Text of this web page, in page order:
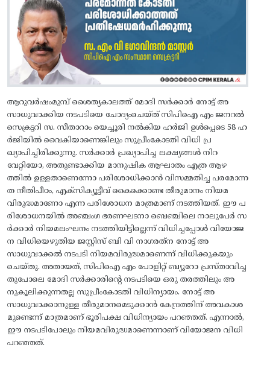
ആറുവർഷംമുമ്പ് ശൈത്യകാലത്ത് മോദി സർക്കാർ നോട്ട് അ
സാധുവാക്കിയ നടപടിയെ ചോദ്യംചെയ്ത്‌ സിപിഐ എം ജനറൽ
സെക്രട്ടറി സ. സീതാറാം യെച്ചൂരി നൽകിയ ഹർജി ഉൾപ്പെടെ 58 ഹ
ർജിയിൽ വൈകിയാണെങ്കിലും സുപ്രീംകോടതി വിധി പ്ര
ഖ്യാപിച്ചിരിക്കുന്നു. സർക്കാർ പ്രഖ്യാപിച്ച ലക്ഷ്യങ്ങൾ നിറ
വേറ്റിയോ, അതുണ്ടാക്കിയ മാനുഷിക ആഘാതം എത്ര ആഴ
ത്തിൽ ഉള്ളതാണെന്നോ പരിശോധിക്കാൻ വിസമ്മതിച്ച പരമോന്ന
ത നീതിപീഠം, എക്സിക്യൂട്ടീവ് കൈക്കൊണ്ട തീരുമാനം നിയമ
വിരുദ്ധമാണോ എന്ന പരിശോധന മാത്രമാണ് നടത്തിയത്. ഈ പ
രിശോധനയിൽ അഞ്ചംഗ ഭരണഘടനാ ബെഞ്ചിലെ നാലുപേർ സ
ർക്കാർ നിയമലംഘനം നടത്തിയിട്ടില്ലെന്ന് വിധിച്ചപ്പോൾ വിയോജ
ന വിധിയെഴുതിയ ജസ്റ്റിസ് ബി വി നാഗരത്‌ന നോട്ട് അ
സാധുവാക്കൽ നടപടി നിയമവിരുദ്ധമാണെന്ന് വിധിക്കുകയും
ചെയ്തു. അതായത്, സിപിഐ എം പോളിറ്റ് ബ്യൂറോ പ്രസ്താവിച്ച
തുപോലെ മോദി സർക്കാരിന്റെ നടപടിയെ ഒരു തരത്തിലും അ
നുകൂലിക്കുന്നതല്ല സുപ്രീംകോടതി വിധിന്യായം. നോട്ട് അ
സാധുവാക്കാനുള്ള തീരുമാനമെടുക്കാൻ കേന്ദ്രത്തിന് അവകാശ
മുണ്ടെന്ന് മാത്രമാണ് ഭൂരിപക്ഷ വിധിന്യായം പറഞ്ഞത്. എന്നാൽ,
ഈ നടപടിപോലും നിയമവിരുദ്ധമാണെന്നാണ് വിയോജന വിധി
പറഞ്ഞത്.